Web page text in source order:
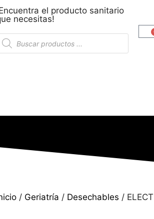
el producto sanitario
necesitas!
/ Geriatría / Desechables /